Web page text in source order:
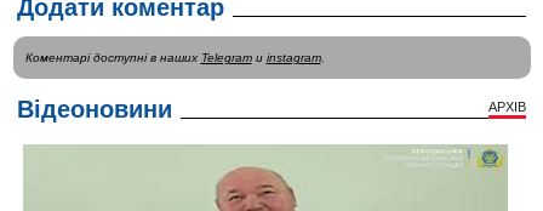
Додати коментар
Коментарі доступні в наших Telegramи instagram.
Відеоновини АРХІВ